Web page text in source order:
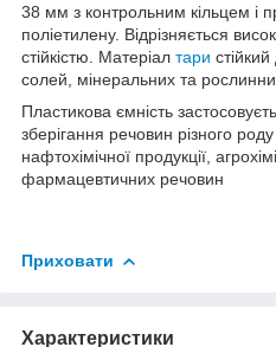
38 мм з контрольним кільцем і
поліетилену. Відрізняється
стійкістю. Матеріал тари
солей, мінеральних та
Пластикова ємність
зберігання речовин різного
нафтохімічної продукції,
фармацевтичних речовин
Приховати
Характеристики